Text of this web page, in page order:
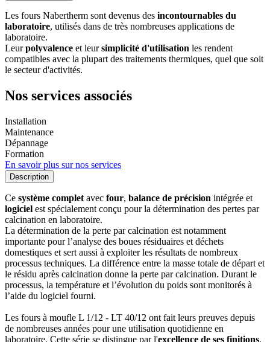
Les fours Nabertherm sont devenus des incontournables du
laboratoire, utilisés dans de très nombreuses applications de
laboratoire.
Leurpolyvalence et leursimplicité d'utilisation les rendent
compatibles avec la plupart des traitements thermiques, quel que soit
le secteur d'activités.
Nos services associés
Installation
Maintenance
Dépannage
Formation
En savoir plus sur nos services
Description
Ce système complet avec four, balance de précision intégrée et
logiciel est spécialement conçu pour la détermination des pertes par
calcination en laboratoire.
La détermination de la perte par calcination est notamment
importante pour l’analyse des boues résiduaires et déchets
domestiques et sert aussi à exploiter les résultats de nombreux
processus techniques. La différence entre la masse totale de départ et
le résidu après calcination donne la perte par calcination. Durant le
processus, la température et l’évolution du poids sont monitorés à
l’aide du logiciel fourni.
Les fours à moufle L 1/12 - LT 40/12 ont fait leurs preuves depuis
de nombreuses années pour une utilisation quotidienne en
laboratoire. Cette série se distingue par l'excellence de ses finitions,